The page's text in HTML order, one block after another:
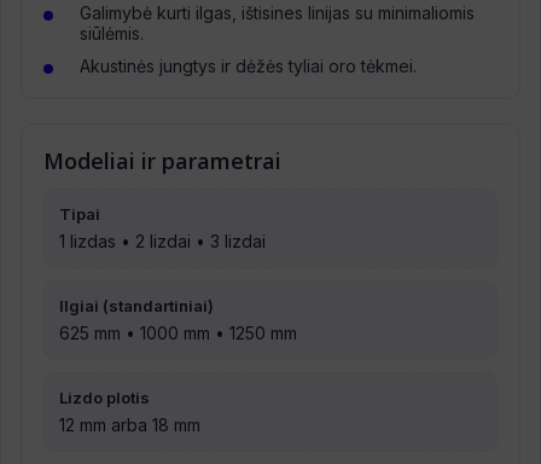
Galimybė kurti ilgas, ištisines linijas su minimaliomis
siūlėmis.
Akustinės jungtys ir dėžės tyliai oro tėkmei.
Modeliai ir parametrai
Tipai
1 lizdas • 2 lizdai • 3 lizdai
Ilgiai (standartiniai)
625 mm • 1000 mm • 1250 mm
Lizdo plotis
12 mm arba 18 mm